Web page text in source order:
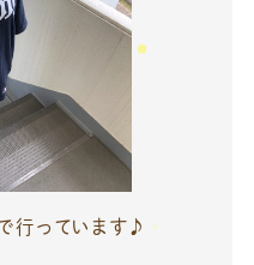
行っています♪